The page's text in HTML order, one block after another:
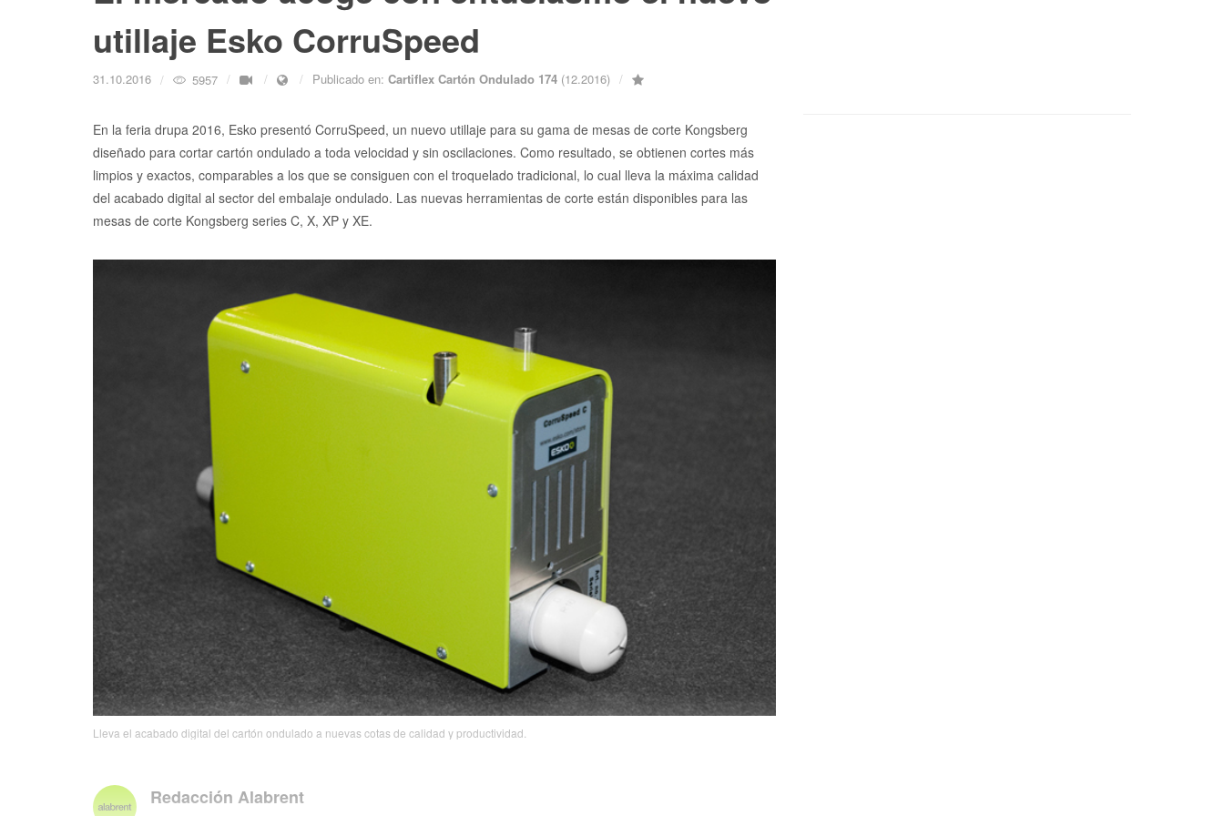
utillaje Esko CorruSpeed
31.10.2016 5957 Publicado en: Cartiflex Cartón Ondulado 174 (12.2016)
En la feria drupa 2016, Esko presentó CorruSpeed, un nuevo utillaje para su gama de mesas de corte Kongsberg
diseñado para cortar cartón ondulado a toda velocidad y sin oscilaciones. Como resultado, se obtienen cortes más
limpios y exactos, comparables a los que se consiguen con el troquelado tradicional, lo cual lleva la máxima calidad
del acabado digital al sector del embalaje ondulado. Las nuevas herramientas de corte están disponibles para las
mesas de corte Kongsberg series C, X, XP y XE.
Lleva el acabado digital del cartón ondulado a nuevas cotas de calidad y productividad.
Redacción Alabrent